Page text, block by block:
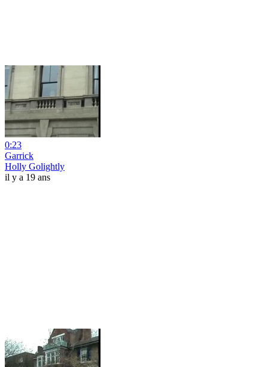
0:23
Garrick
Holly Golightly
il y a 19 ans